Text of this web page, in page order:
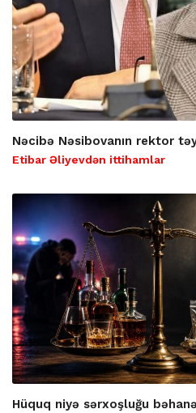
Nəcibə Nəsibovanın rektor
Etibar Əliyevdən ittihamlar
Hüquq niyə sərxoşluğu